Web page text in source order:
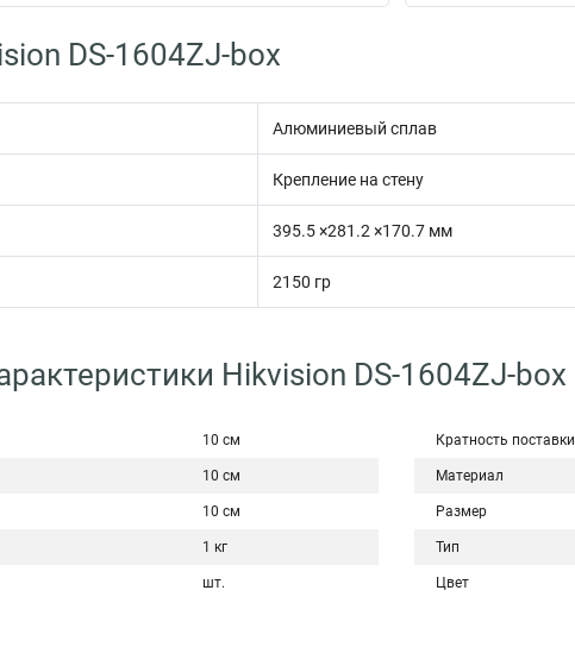
DS-1604ZJ-box
Алюминиевый сплав
Крепление на стену
395.5 ×281.2 ×170.7 мм
2150 гр
Hikvision DS-1604ZJ-box
10 см
10 см
10 см
1 кг
шт.
Кратность поставки
Материал
Размер
Тип
Цвет